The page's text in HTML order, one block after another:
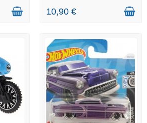
10,90 €